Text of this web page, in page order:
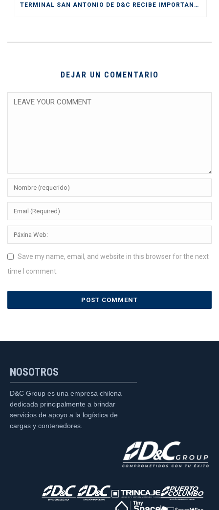
TERMINAL SAN ANTONIO DE D&C RECIBE IMPORTANTE CERTIFICACIÓN DE SENDA COMO “ESPACIO PREVENTIVO”
DEJAR UN COMENTARIO
Save my name, email, and website in this browser for the next
time I comment.
NOSOTROS
D&C Group es una empresa chilena
dedicada principalmente a brindar
servicios de apoyo a la logística de
cargas y contenedores.